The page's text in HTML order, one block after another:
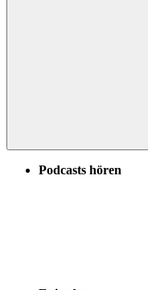
Podcasts hören